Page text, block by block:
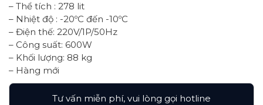
– Thể tích : 278 lit
– Nhiệt độ : -20ºC đến -10ºC
– Điện thế: 220V/1P/50Hz
– Công suất: 600W
– Khối lượng: 88 kg
– Hàng mới
Tư vấn miễn phí, vui lòng gọi hotline